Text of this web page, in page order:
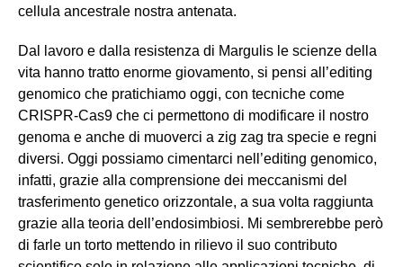
cellula ancestrale nostra antenata.
Dal lavoro e dalla resistenza di Margulis le scienze della
vita hanno tratto enorme giovamento, si pensi all’editing
genomico che pratichiamo oggi, con tecniche come
CRISPR-Cas9 che ci permettono di modificare il nostro
genoma e anche di muoverci a zig zag tra specie e regni
diversi. Oggi possiamo cimentarci nell’editing genomico,
infatti, grazie alla comprensione dei meccanismi del
trasferimento genetico orizzontale, a sua volta raggiunta
grazie alla teoria dell’endosimbiosi. Mi sembrerebbe però
di farle un torto mettendo in rilievo il suo contributo